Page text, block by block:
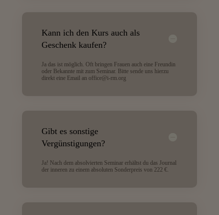
Kann ich den Kurs auch als
Geschenk kaufen?
Ja das ist möglich. Oft bringen Frauen auch eine Freundin
oder Bekannte mit zum Seminar. Bitte sende uns hierzu
direkt eine Email an office@i-rm.org
Gibt es sonstige
Vergünstigungen?
Ja! Nach dem absolvierten Seminar erhältst du das Journal
der inneren zu einem absoluten Sonderpreis von 222 €.